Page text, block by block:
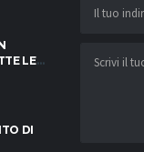
LE
DI